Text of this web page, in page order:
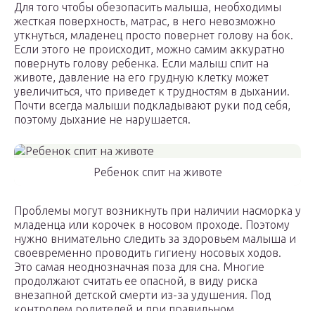
Для того чтобы обезопасить малыша, необходимы
жесткая поверхность, матрас, в него невозможно
уткнуться, младенец просто повернет голову на бок.
Если этого не происходит, можно самим аккуратно
повернуть голову ребенка. Если малыш спит на
животе, давление на его грудную клетку может
увеличиться, что приведет к трудностям в дыхании.
Почти всегда малыши подкладывают руки под себя,
поэтому дыхание не нарушается.
Ребенок спит на животе
Проблемы могут возникнуть при наличии насморка у
младенца или корочек в носовом проходе. Поэтому
нужно внимательно следить за здоровьем малыша и
своевременно проводить гигиену носовых ходов.
Это самая неоднозначная поза для сна. Многие
продолжают считать ее опасной, в виду риска
внезапной детской смерти из-за удушения. Под